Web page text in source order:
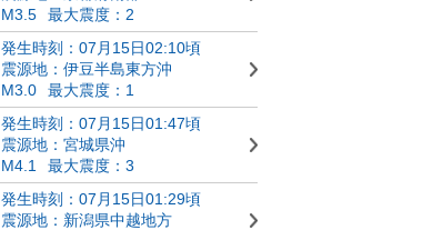
M3.5
最大震度：2
発生時刻：07月15日02:10頃
震源地：伊豆半島東方沖
M3.0
最大震度：1
発生時刻：07月15日01:47頃
震源地：宮城県沖
M4.1
最大震度：3
発生時刻：07月15日01:29頃
震源地：新潟県中越地方